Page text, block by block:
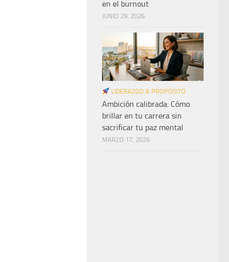
en el burnout
JUNIO 29, 2026
LIDERAZGO & PROPÓSITO
Ambición calibrada: Cómo
brillar en tu carrera sin
sacrificar tu paz mental
MARZO 17, 2026